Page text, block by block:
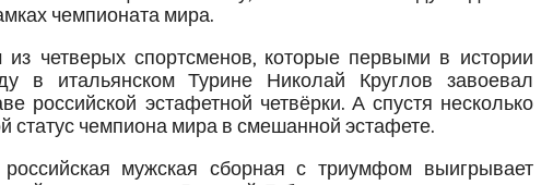
чемпионата мира.
четверых спортсменов, которые первыми в истории
в итальянском Турине Николай Круглов завоевал
российской эстафетной четвёрки. А спустя несколько
статус чемпиона мира в смешанной эстафете.
мужская сборная с триумфом выигрывает